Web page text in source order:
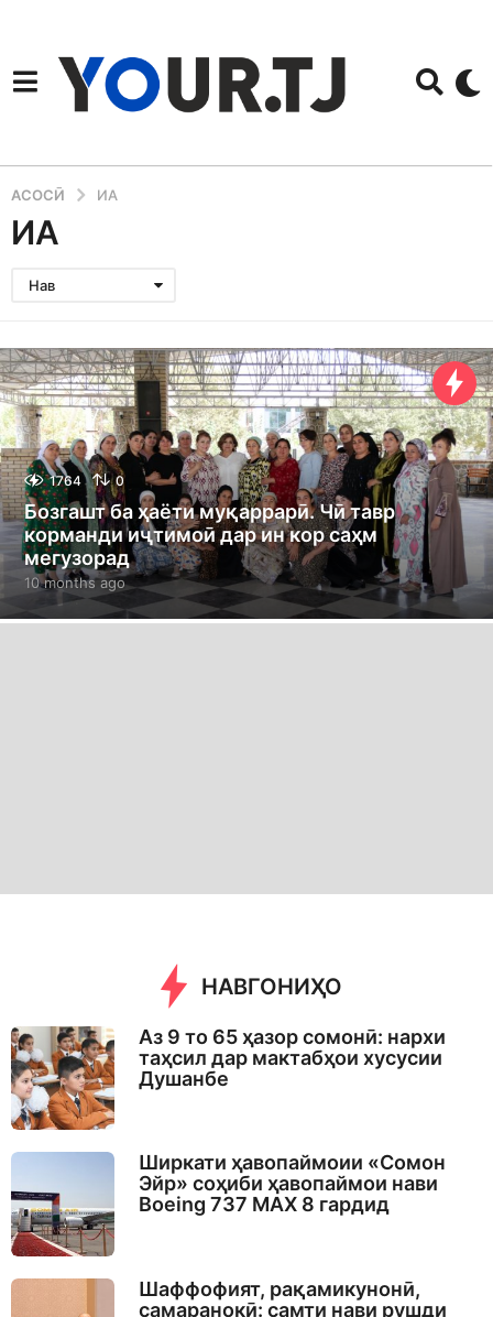
АСОСӢ ИА
ИА
Нав
1764 0
Бозгашт ба ҳаёти муқаррарӣ. Чӣ тавр
корманди иҷтимоӣ дар ин кор саҳм
мегузорад
10 months ago1
0
m
НАВГОНИҲО
Аз 9 то 65 ҳазор сомонӣ: нархи
таҳсил дар мактабҳои хусусии
Душанбе
Ширкати ҳавопаймоии «Сомон
Эйр» соҳиби ҳавопаймои нави
Boeing 737 MAX 8 гардид
Шаффофият, рақамикунонӣ,
самаранокӣ: самти нави рушди